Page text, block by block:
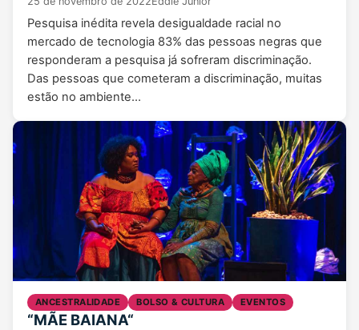
Pesquisa inédita revela desigualdade racial no
mercado de tecnologia 83% das pessoas negras que
responderam a pesquisa já sofreram discriminação.
Das pessoas que cometeram a discriminação, muitas
estão no ambiente…
ANCESTRALIDADE BOLSO & CULTURA EVENTOS
“MÃE BAIANA“